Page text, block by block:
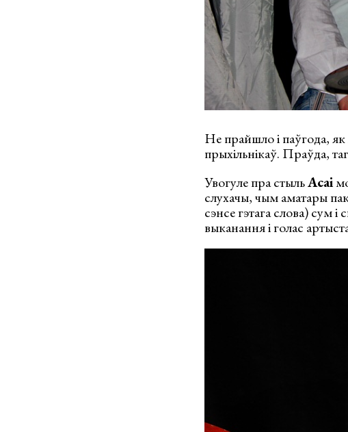
Не прайшло і паўгода, як
прыхільнікаў. Праўда,
Увогуле пра стыльАсаі
слухачы, чым аматары
сэнсе гэтага слова) сум
выканання і голас